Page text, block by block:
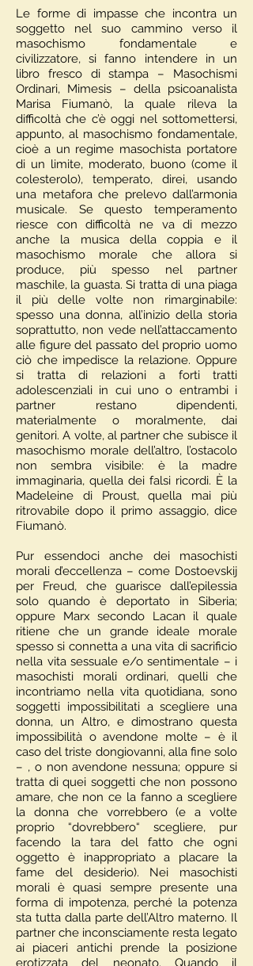
Le forme di impasse che incontra un
soggetto nel suo cammino verso il
masochismo fondamentale e
civilizzatore, si fanno intendere in un
libro fresco di stampa – Masochismi
Ordinari, Mimesis – della psicoanalista
Marisa Fiumanò, la quale rileva la
difficoltà che c’è oggi nel sottomettersi,
appunto, al masochismo fondamentale,
cioè a un regime masochista portatore
di un limite, moderato, buono (come il
colesterolo), temperato, direi, usando
una metafora che prelevo dall’armonia
musicale. Se questo temperamento
riesce con difficoltà ne va di mezzo
anche la musica della coppia e il
masochismo morale che allora si
produce, più spesso nel partner
maschile, la guasta. Si tratta di una piaga
il più delle volte non rimarginabile:
spesso una donna, all’inizio della storia
soprattutto, non vede nell’attaccamento
alle figure del passato del proprio uomo
ciò che impedisce la relazione. Oppure
si tratta di relazioni a forti tratti
adolescenziali in cui uno o entrambi i
partner restano dipendenti,
materialmente o moralmente, dai
genitori. A volte, al partner che subisce il
masochismo morale dell’altro, l’ostacolo
non sembra visibile: è la madre
immaginaria, quella dei falsi ricordi. È la
Madeleine di Proust, quella mai più
ritrovabile dopo il primo assaggio, dice
Fiumanò.
Pur essendoci anche dei masochisti
morali d’eccellenza – come Dostoevskij
per Freud, che guarisce dall’epilessia
solo quando è deportato in Siberia;
oppure Marx secondo Lacan il quale
ritiene che un grande ideale morale
spesso si connetta a una vita di sacrificio
nella vita sessuale e/o sentimentale – i
masochisti morali ordinari, quelli che
incontriamo nella vita quotidiana, sono
soggetti impossibilitati a scegliere una
donna, un Altro, e dimostrano questa
impossibilità o avendone molte – è il
caso del triste dongiovanni, alla fine solo
– , o non avendone nessuna; oppure si
tratta di quei soggetti che non possono
amare, che non ce la fanno a scegliere
la donna che vorrebbero (e a volte
proprio “dovrebbero“ scegliere, pur
facendo la tara del fatto che ogni
oggetto è inappropriato a placare la
fame del desiderio). Nei masochisti
morali è quasi sempre presente una
forma di impotenza, perché la potenza
sta tutta dalla parte dell’Altro materno. Il
partner che inconsciamente resta legato
ai piaceri antichi prende la posizione
erotizzata del neonato. Quando il